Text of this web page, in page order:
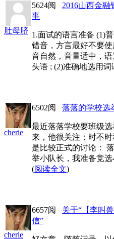
肚母脐
5624阅
2016山西金
事
1.面试的语言准备 (1)
错音，方言最好不要
音自然，音量适中，
头语 ; (2)准确地选用词
cherie
6502阅 落落的学校选
最近落落学校要班级
来，他很关注；时不
是比较正式的讨论：
举小队长，我准备竞
(阅读全文)
cherie
6657阅
关于“【李叫
信”